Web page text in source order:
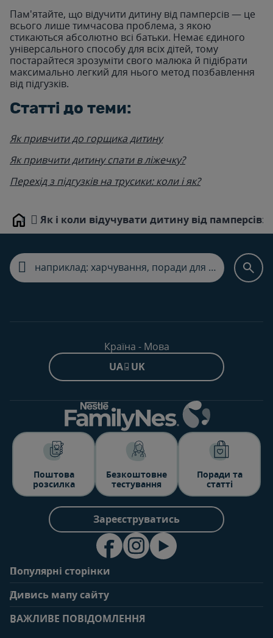
Пам'ятайте, що відучити дитину від памперсів — це
всього лише тимчасова проблема, з якою
стикаються абсолютно всі батьки. Немає єдиного
універсального способу для всіх дітей, тому
постарайтеся зрозуміти свого малюка й підібрати
максимально легкий для нього метод позбавлення
від підгузків.
Статті до теми:
Як привчити до горщика дитину
Як привчити дитину спати в ліжечку?
Перехід з підгузків на трусики: коли і як?
Home Як і коли відучувати дитину від памперсів:
Країна - Мова
UA - UK
Поштова
розсилка
Безкоштовне
тестування
Поради та
статті
Зареєструватись
Популярні сторінки
Поширені запитання
Особистий кабінет
Дивись мапу сайту
Статті
Статті
ВАЖЛИВЕ ПОВІДОМЛЕННЯ